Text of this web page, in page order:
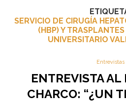
SERVICIO DE CIRUGÍA
(HBP) Y
UNIVERSITARIO
Entrevistas
ENTREVISTA AL
CHARCO: “¿UN